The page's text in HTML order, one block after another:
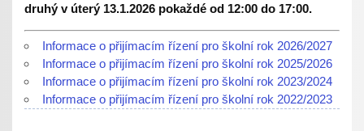
druhý v úterý 13.1.2026 pokaždé od 12:00 do 17:00.
Informace o přijímacím řízení pro školní rok 2026/2027
Informace o přijímacím řízení pro školní rok 2025/2026
Informace o přijímacím řízení pro školní rok 2023/2024
Informace o přijímacím řízení pro školní rok 2022/2023